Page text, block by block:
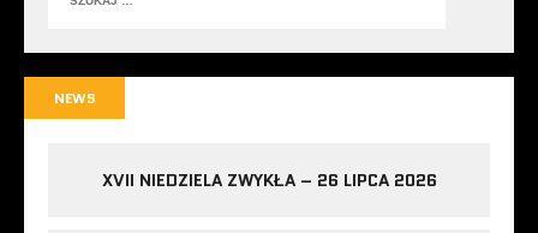
NEWS
XVII NIEDZIELA ZWYKŁA – 26 LIPCA 2026